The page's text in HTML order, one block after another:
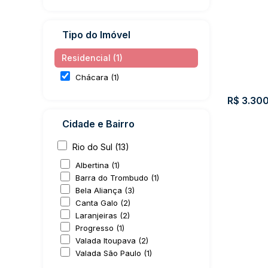
Tipo do Imóvel
Residencial (1)
Chácara (1)
Cidade e Bairro
Rio do Sul (13)
Albertina (1)
Barra do Trombudo (1)
Bela Aliança (3)
Canta Galo (2)
Laranjeiras (2)
Progresso (1)
Valada Itoupava (2)
Valada São Paulo (1)
R$